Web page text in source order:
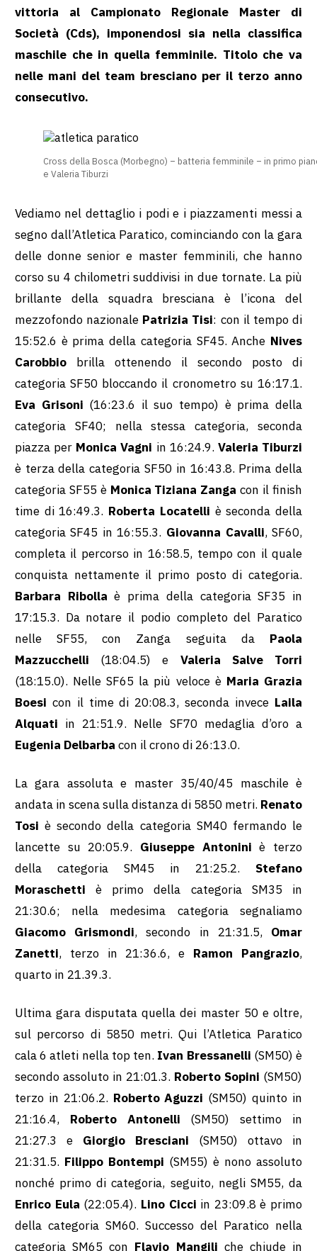
vittoria al Campionato Regionale Master di
Società (Cds), imponendosi sia nella classifica
maschile che in quella femminile. Titolo che va
nelle mani del team bresciano per il terzo anno
consecutivo.
Cross della Bosca (Morbegno) – batteria femminile – in primo
e Valeria Tiburzi
Vediamo nel dettaglio i podi e i piazzamenti messi a
segno dall’Atletica Paratico, cominciando con la gara
delle donne senior e master femminili, che hanno
corso su 4 chilometri suddivisi in due tornate. La più
brillante della squadra bresciana è l’icona del
mezzofondo nazionale Patrizia Tisi: con il tempo di
15:52.6 è prima della categoria SF45. Anche Nives
Carobbiobrilla ottenendo il secondo posto di
categoria SF50 bloccando il cronometro su 16:17.1.
Eva Grisoni (16:23.6 il suo tempo) è prima della
categoria SF40; nella stessa categoria, seconda
piazza per Monica Vagni in 16:24.9. Valeria Tiburzi
è terza della categoria SF50 in 16:43.8. Prima della
categoria SF55 è Monica Tiziana Zanga con il finish
time di 16:49.3. Roberta Locatelli è seconda della
categoria SF45 in 16:55.3. Giovanna Cavalli, SF60,
completa il percorso in 16:58.5, tempo con il quale
conquista nettamente il primo posto di categoria.
Barbara Ribolla è prima della categoria SF35 in
17:15.3. Da notare il podio completo del Paratico
nelle SF55, con Zanga seguita da Paola
Mazzucchelli (18:04.5) e Valeria Salve Torri
(18:15.0). Nelle SF65 la più veloce è Maria Grazia
Boesi con il time di 20:08.3, seconda invece Laila
Alquati in 21:51.9. Nelle SF70 medaglia d’oro a
Eugenia Delbarba con il crono di 26:13.0.
La gara assoluta e master 35/40/45 maschile è
andata in scena sulla distanza di 5850 metri. Renato
Tosi è secondo della categoria SM40 fermando le
lancette su 20:05.9. Giuseppe Antonini è terzo
della categoria SM45 in 21:25.2.Stefano
Moraschetti è primo della categoria SM35 in
21:30.6; nella medesima categoria segnaliamo
Giacomo Grismondi, secondo in 21:31.5, Omar
Zanetti, terzo in 21:36.6, e Ramon Pangrazio,
quarto in 21.39.3.
Ultima gara disputata quella dei master 50 e oltre,
sul percorso di 5850 metri. Qui l’Atletica Paratico
cala 6 atleti nella top ten. Ivan Bressanelli (SM50) è
secondo assoluto in 21:01.3. Roberto Sopini (SM50)
terzo in 21:06.2. Roberto Aguzzi (SM50) quinto in
21:16.4, Roberto Antonelli (SM50) settimo in
21:27.3 e Giorgio Bresciani (SM50) ottavo in
21:31.5. Filippo Bontempi (SM55) è nono assoluto
nonché primo di categoria, seguito, negli SM55, da
Enrico Eula (22:05.4). Lino Cicci in 23:09.8 è primo
della categoria SM60. Successo del Paratico nella
categoria SM65 con Flavio Mangili che chiude in